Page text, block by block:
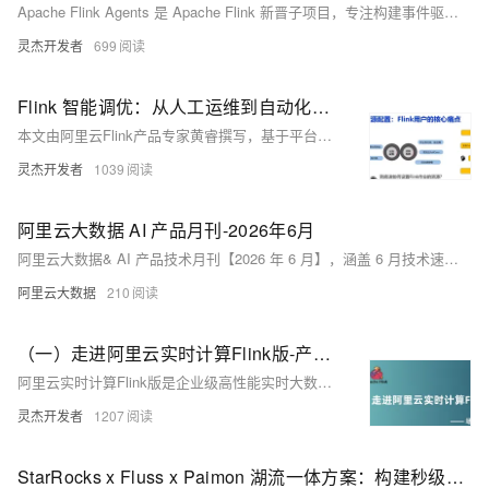
Apache Flink Agents 是 Apache Flink 新晋子项目，专注构建事件驱动的流式 AI Agent。0.3 版本 roadmap 已公布：支持 Agent Skills 集成、Mem0 长期记忆、跨语言 Action/Events、Python 3.12、日志分级与可观测性增强等，目标打造生产级流式 Agent 框架。
灵杰开发者 699
Flink 智能调优：从人工运维到自动化的实践之路
本文由阿里云Flink产品专家黄睿撰写，基于平台实践经验，深入解析流计算作业资源调优难题。针对人工调优效率低、业务波动影响大等挑战，介绍Flink自动调优架构设计，涵盖监控、定时、智能三种模式，并融合混合计费实现成本优化。展望未来AI化方向，推动运维智能化升级。
灵杰开发者 1039
阿里云大数据 AI 产品月刊-2026年6月
阿里云大数据& AI 产品技术月刊【2026 年 6 月】，涵盖 6 月技术速递、产品和功能发布、市场和客户应用实践等内容，帮助您快速了解阿里云大数据& AI 方面最新动态。
阿里云大数据 210
（一）走进阿里云实时计算Flink版-产品能力篇
阿里云实时计算Flink版是企业级高性能实时大数据处理平台，由Flink创始团队打造。提供VVR+Flash双引擎，性能达开源Flink的3-4倍；支持动态扩缩容、SQL开发、CEP规则热更新、湖流一体（Fluss+Paimon）、大模型集成等能力，全面兼容开源生态。（239字）
灵杰开发者 1207
StarRocks x Fluss x Paimon 湖流一体方案：构建秒级响应、湖流一体的实时数据引擎